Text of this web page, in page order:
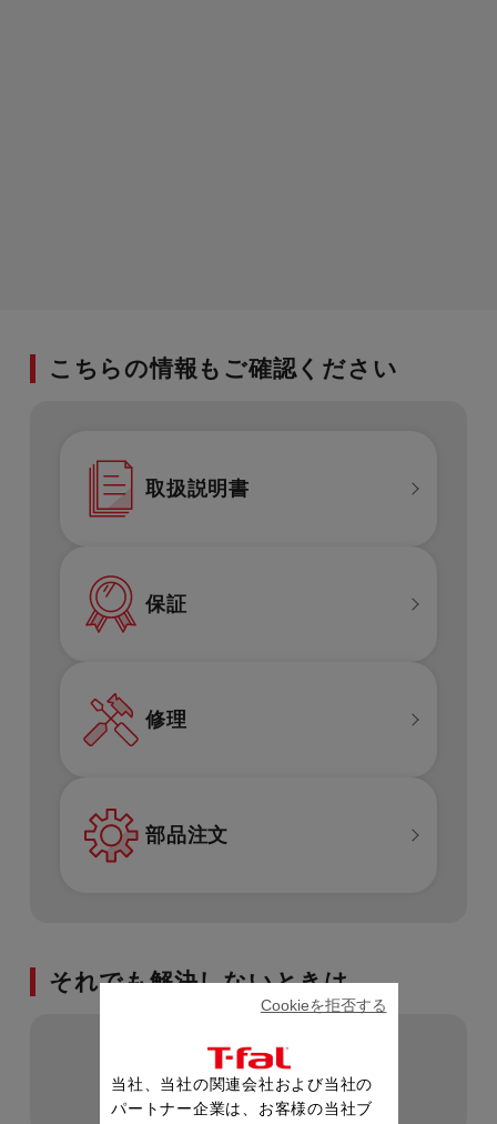
こちらの情報もご確認ください
取扱説明書
保証
修理
部品注文
それでも解決しないときは...
製品に関するお問い合わせ
当社、当社の関連会社および当社の
パートナー企業は、お客様の当社ブ
Cookieを拒否する